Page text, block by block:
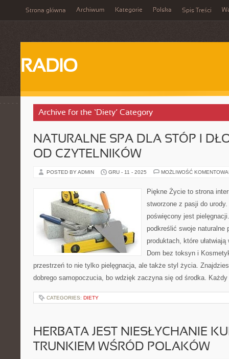
Strona główna Archiwum Kategorie Polska Spis Treści
RADIO
Archive for the ‘Diety’ Category
NATURALNE SPA DLA STÓP I
OD CZYTELNIKÓW
POSTED BY ADMIN GRU - 11 - 2025 MOŻLIWOŚĆ
Piękne Życie to strona
stworzone z pasji do
poświęcony jest
podkreślić swoje naturalne
produktach, które
Dom bez toksyn i
przestrzeń to nie tylko pielęgnacja, ale także styl życia.
dobrego samopoczucia, bo wdzięk zaczyna się od środka.
CATEGORIES: DIETY
HERBATA JEST NIESŁYCHANIE
TRUNKIEM WŚRÓD POLAKÓW